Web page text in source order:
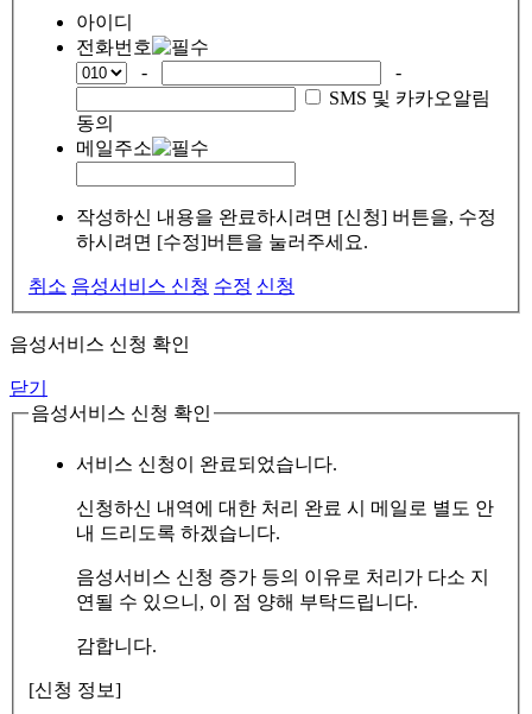
아이디
전화번호
-
-
SMS 및 카카오알림
동의
메일주소
작성하신 내용을 완료하시려면 [신청] 버튼을, 수정
하시려면 [수정]버튼을 눌러주세요.
취소 음성서비스 신청 수정 신청
음성서비스 신청 확인
닫기
음성서비스 신청 확인
서비스 신청이 완료되었습니다.
신청하신 내역에 대한 처리 완료 시 메일로 별도 안
내 드리도록 하겠습니다.
음성서비스 신청 증가 등의 이유로 처리가 다소 지
연될 수 있으니, 이 점 양해 부탁드립니다.
감합니다.
[신청 정보]